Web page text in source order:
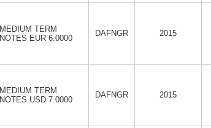
MEDIUM TERM
NOTES EUR 6.0000
DAFNGR 2015
MEDIUM TERM
NOTES USD 7.0000
DAFNGR 2015